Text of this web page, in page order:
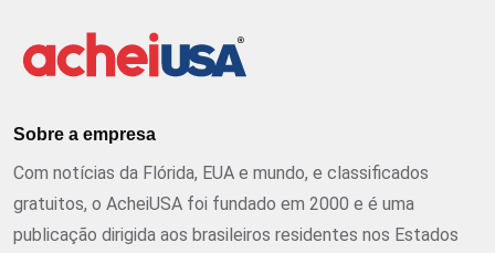
Sobre a empresa
Com notícias da Flórida, EUA e mundo, e classificados
gratuitos, o AcheiUSA foi fundado em 2000 e é uma
publicação dirigida aos brasileiros residentes nos Estados